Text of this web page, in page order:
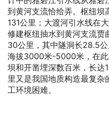
到黄河支流恰给弄。枢纽坝
131公里；大渡河引水线在
修建枢纽抽水到黄河支流
30公里，其中隧洞长28.5
海拔3000米-5000米，在
坝和开凿埋深数百米，长达
里又是我国地质构造最复
工环境困难。